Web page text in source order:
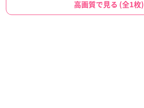
高画質で見る (全1枚)